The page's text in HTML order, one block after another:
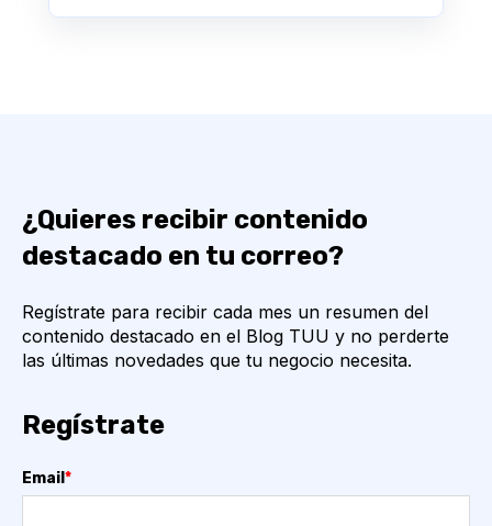
¿Quieres recibir contenido
destacado en tu correo?
Regístrate para recibir cada mes un resumen del
contenido destacado en el Blog TUU y no perderte
las últimas novedades que tu negocio necesita.
Regístrate
Email *